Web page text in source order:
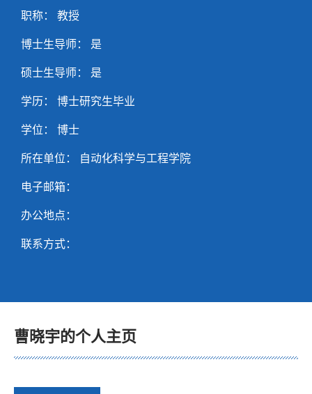
职称： 教授
博士生导师： 是
硕士生导师： 是
学历： 博士研究生毕业
学位： 博士
所在单位： 自动化科学与工程学院
电子邮箱：
办公地点：
联系方式：
曹晓宇的个人主页